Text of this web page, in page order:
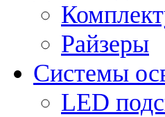
Райзеры
Системы
LED